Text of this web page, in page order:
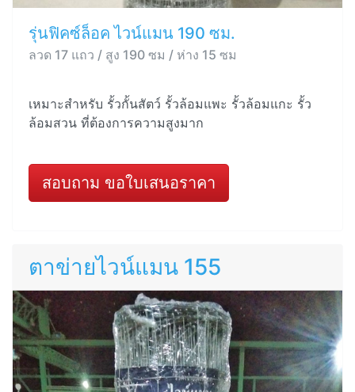
รุ่นฟิคซ์ล็อค ไวน์แมน 190 ซม.
ลวด 17 แถว / สูง 190 ซม / ห่าง 15 ซม
เหมาะสำหรับ รั้วกั้นสัตว์ รั้วล้อมแพะ รั้วล้อมแกะ รั้ว
ล้อมสวน ที่ต้องการความสูงมาก
สอบถาม ขอใบเสนอราคา
ตาข่ายไวน์แมน 155